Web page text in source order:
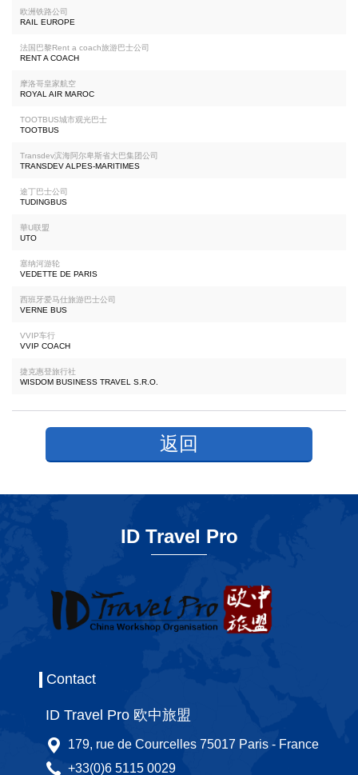
欧洲铁路公司
RAIL EUROPE
法国巴黎Rent a coach旅游巴士公司
RENT A COACH
摩洛哥皇家航空
ROYAL AIR MAROC
TOOTBUS城市观光巴士
TOOTBUS
Transdev滨海阿尔卑斯省大巴集团公司
TRANSDEV ALPES-MARITIMES
途丁巴士公司
TUDINGBUS
華U联盟
UTO
塞纳河游轮
VEDETTE DE PARIS
西班牙爱马仕旅游巴士公司
VERNE BUS
VVIP车行
VVIP COACH
捷克惠登旅行社
WISDOM BUSINESS TRAVEL S.R.O.
返回
ID Travel Pro
Contact
ID Travel Pro 欧中旅盟
179, rue de Courcelles 75017 Paris - France
+33(0)6 5115 0029